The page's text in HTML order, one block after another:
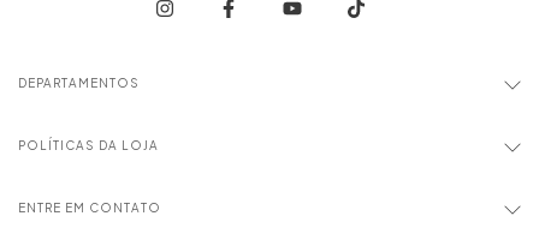
DEPARTAMENTOS
POLÍTICAS DA LOJA
ENTRE EM CONTATO